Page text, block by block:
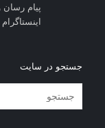
پیام
جستجو در سایت